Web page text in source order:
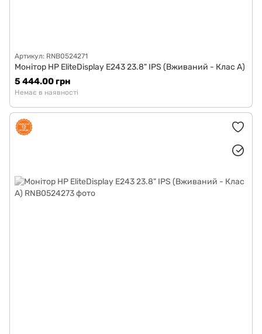
Артикул: RNB0524271
Монітор HP EliteDisplay E243 23.8" IPS (Вживаний - Клас A)
5 444.00 грн
Немає в наявності